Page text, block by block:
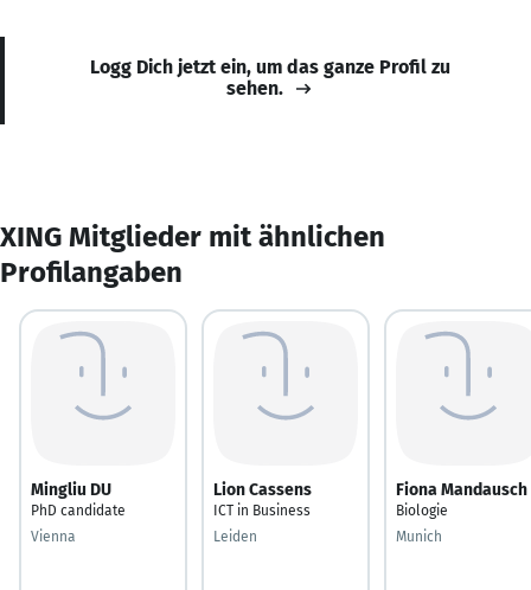
Logg Dich jetzt ein, um das ganze Profil zu
sehen.
XING Mitglieder mit ähnlichen
Profilangaben
Mingliu DU
PhD candidate
Vienna
Lion Cassens
ICT in Business
Leiden
Fiona Mandausch
Biologie
Munich